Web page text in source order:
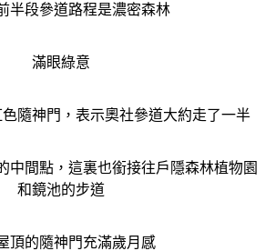
半段參道路程是濃密森林
滿眼綠意
隨神門，表示奧社參道大約走了一半
中間點，這裏也銜接往戶隱森林植物園
和鏡池的步道
頂的隨神門充滿歲月感